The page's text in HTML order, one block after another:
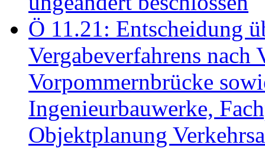
Ö 11.21: Entscheidung
Vergabeverfahrens
Vorpommernbrücke
Ingenieurbauwerke,
Objektplanung